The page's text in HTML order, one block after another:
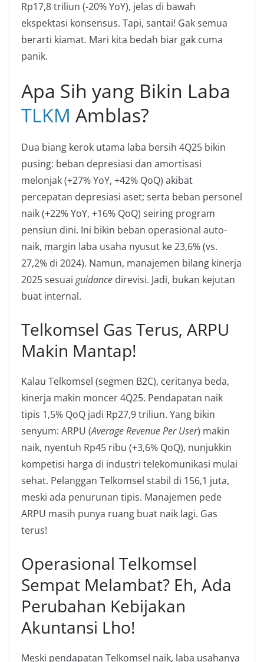
Rp17,8 triliun (-20% YoY), jelas di bawah
ekspektasi konsensus. Tapi, santai! Gak semua
berarti kiamat. Mari kita bedah biar gak cuma
panik.
Apa Sih yang Bikin Laba
TLKM Amblas?
Dua biang kerok utama laba bersih 4Q25 bikin
pusing: beban depresiasi dan amortisasi
melonjak (+27% YoY, +42% QoQ) akibat
percepatan depresiasi aset; serta beban personel
naik (+22% YoY, +16% QoQ) seiring program
pensiun dini. Ini bikin beban operasional auto-
naik, margin laba usaha nyusut ke 23,6% (vs.
27,2% di 2024). Namun, manajemen bilang kinerja
2025 sesuai guidance direvisi. Jadi, bukan kejutan
buat internal.
Telkomsel Gas Terus, ARPU
Makin Mantap!
Kalau Telkomsel (segmen B2C), ceritanya beda,
kinerja makin moncer 4Q25. Pendapatan naik
tipis 1,5% QoQ jadi Rp27,9 triliun. Yang bikin
senyum: ARPU (Average Revenue Per User) makin
naik, nyentuh Rp45 ribu (+3,6% QoQ), nunjukkin
kompetisi harga di industri telekomunikasi mulai
sehat. Pelanggan Telkomsel stabil di 156,1 juta,
meski ada penurunan tipis. Manajemen pede
ARPU masih punya ruang buat naik lagi. Gas
terus!
Operasional Telkomsel
Sempat Melambat? Eh, Ada
Perubahan Kebijakan
Akuntansi Lho!
Meski pendapatan Telkomsel naik, laba usahanya